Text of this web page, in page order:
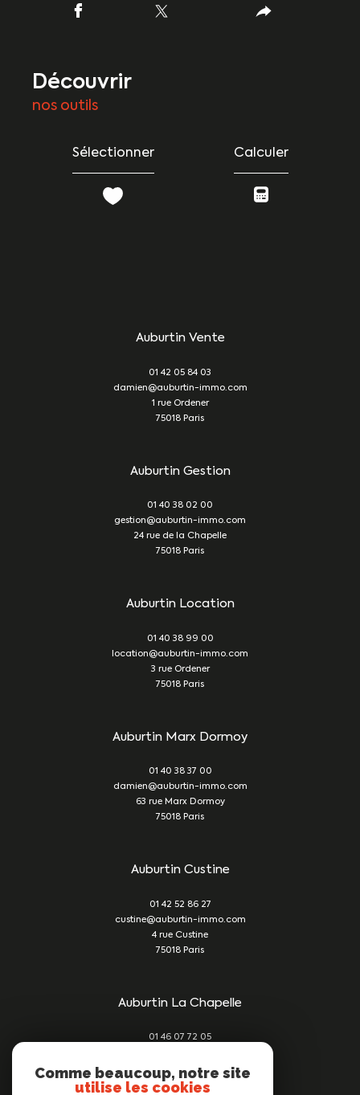
découvrir
nos outils
Sélectionner Calculer
Auburtin Vente
01 42 05 84 03
damien@auburtin-immo.com
1 rue Ordener
75018
Paris
Auburtin Gestion
01 40 38 02 00
gestion@auburtin-immo.com
24 rue de la Chapelle
75018
Paris
Auburtin Location
01 40 38 99 00
location@auburtin-immo.com
3 rue Ordener
75018
Paris
Auburtin Marx Dormoy
01 40 38 37 00
damien@auburtin-immo.com
63 rue Marx Dormoy
75018
Paris
Auburtin Custine
01 42 52 86 27
custine@auburtin-immo.com
4 rue Custine
75018
Paris
Auburtin La Chapelle
01 46 07 72 05
209 rue du Faubourg St Denis
75010 Paris
Comme beaucoup, notre site
utilise les cookies